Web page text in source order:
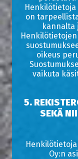
on
kannalta
oikeus
vaikuta
5.
SEKÄ
Oy:n